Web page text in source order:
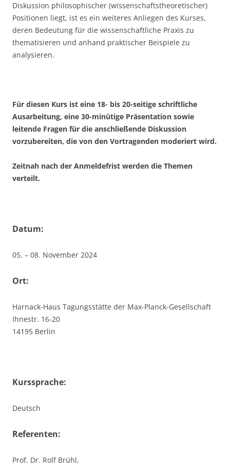
Diskussion philosophischer (wissenschaftstheoretischer)
Positionen liegt, ist es ein weiteres Anliegen des Kurses,
deren Bedeutung für die wissenschaftliche Praxis zu
thematisieren und anhand praktischer Beispiele zu
analysieren.
Für diesen Kurs ist eine 18- bis 20-seitige schriftliche
Ausarbeitung, eine 30-minütige Präsentation sowie
leitende Fragen für die anschließende Diskussion
vorzubereiten, die von den Vortragenden moderiert wird.
Zeitnah nach der Anmeldefrist werden die Themen
verteilt.
Datum:
05. – 08. November 2024
Ort:
Harnack-Haus Tagungsstätte der Max-Planck-Gesellschaft
Ihnestr. 16-20
14195 Berlin
Kurssprache:
Deutsch
Referenten:
Prof. Dr. Rolf Brühl,